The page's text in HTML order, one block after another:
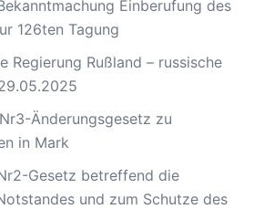
Einberufung des
126ten Tagung
Regierung Rußland – russische
Änderungsgesetz zu
in Mark
Gesetz betreffend die
und zum Schutze des